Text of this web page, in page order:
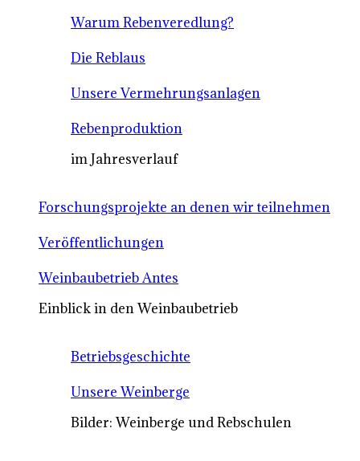
Warum Rebenveredlung?
Die Reblaus
Unsere Vermehrungsanlagen
Rebenproduktion
im Jahresverlauf
Forschungsprojekte an denen wir teilnehmen
Veröffentlichungen
Weinbaubetrieb Antes
Einblick in den Weinbaubetrieb
Betriebsgeschichte
Unsere Weinberge
Bilder: Weinberge und Rebschulen